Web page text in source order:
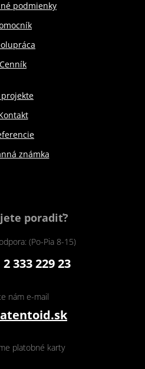
podmienky
Cenník
známka
poradiť?
(Po-Pia 8-15)
2 333 229 23
nám e-mail
platobné karty